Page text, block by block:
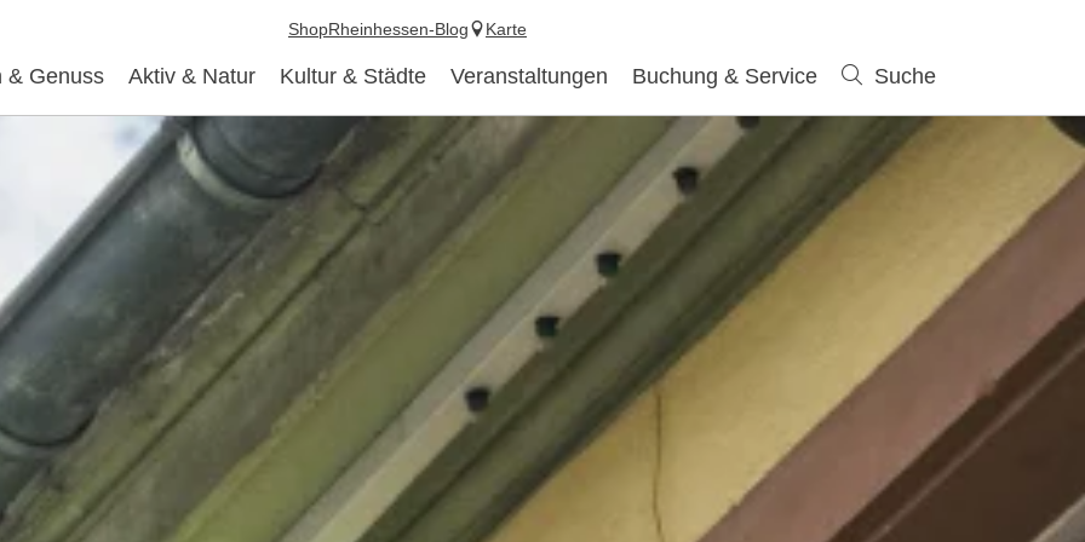
Suche
& Genuss Aktiv & Natur Kultur & Städte Veranstaltungen Buchung & Service Suche
ShopRheinhessen-Blog Karte